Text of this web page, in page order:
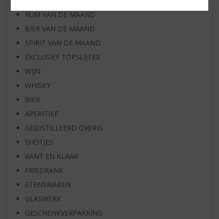
RUM VAN DE MAAND
BIER VAN DE MAAND
SPIRIT VAN DE MAAND
EXCLUSIEF TOPSLIJTER
WIJN
WHISKY
BIER
APERITIEF
GEDISTILLEERD OVERIG
SHOTJES
KANT EN KLAAR
FRISDRANK
ETENSWAREN
GLASWERK
GESCHENKVERPAKKING